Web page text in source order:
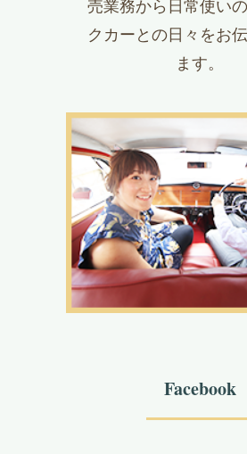
売業務から日常使い
クカーとの日々をお
ます。
Facebook